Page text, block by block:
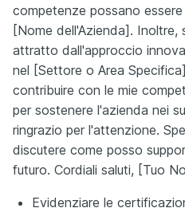
competenze possano
[Nome dell'Azienda].
attratto dall'approccio
nel [Settore o Area
contribuire con le mie
per sostenere l'azienda nei
ringrazio per l'attenzione.
discutere come posso
futuro. Cordiali saluti, [Tuo
Evidenziare le